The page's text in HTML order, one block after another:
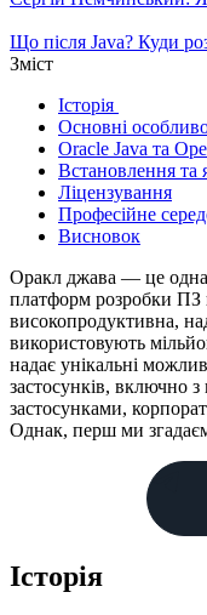
Що після Java? Куди
Зміст
Історія
Основні
Oracle Java та
Встановлення та
Ліцензування
Професійне
Висновок
Оракл джава — це
платформ розробки ПЗ
високопродуктивна,
використовують
надає унікальні
застосунків, включно
застосунками,
Однак, перш ми
Історія